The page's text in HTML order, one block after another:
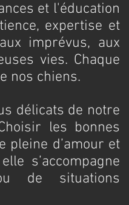
et l'éducation
expertise et
imprévus, aux
vies. Chaque
nos chiens.
délicats de notre
les bonnes
pleine d’amour et
s’accompagne
de situations